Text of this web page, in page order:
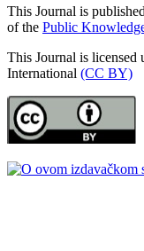
This Journal is
of the Public
This Journal is licensed
International (CC BY)